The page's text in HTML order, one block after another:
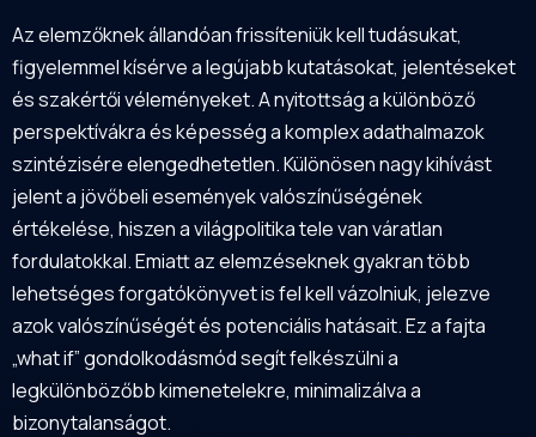
Az elemzőknek állandóan frissíteniük kell tudásukat,
figyelemmel kísérve a legújabb kutatásokat, jelentéseket
és szakértői véleményeket. A nyitottság a különböző
perspektívákra és képesség a komplex adathalmazok
szintézisére elengedhetetlen. Különösen nagy kihívást
jelent a jövőbeli események valószínűségének
értékelése, hiszen a világpolitika tele van váratlan
fordulatokkal. Emiatt az elemzéseknek gyakran több
lehetséges forgatókönyvet is fel kell vázolniuk, jelezve
azok valószínűségét és potenciális hatásait. Ez a fajta
„what if” gondolkodásmód segít felkészülni a
legkülönbözőbb kimenetelekre, minimalizálva a
bizonytalanságot.